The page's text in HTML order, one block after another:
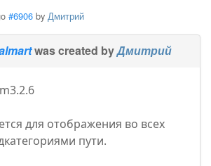
#6906 by Дмитрий
was created byДмитрий
для отображения во всех
пути.